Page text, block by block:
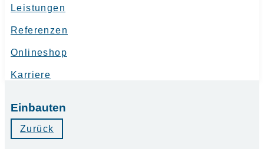
Leistungen
Referenzen
Onlineshop
Karriere
Einbauten
Zurück